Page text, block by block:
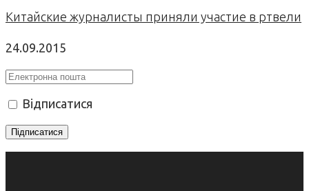
Китайские журналисты приняли участие в ртвели
24.09.2015
Відписатися